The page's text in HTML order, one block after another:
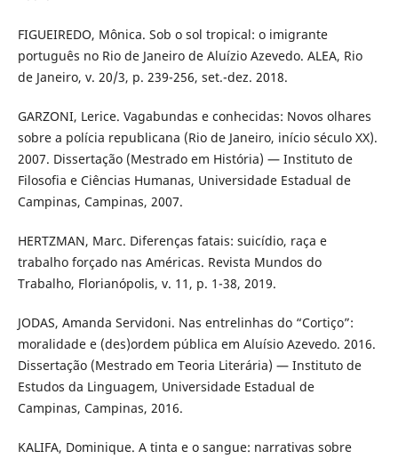
FIGUEIREDO, Mônica. Sob o sol tropical: o imigrante
português no Rio de Janeiro de Aluízio Azevedo. ALEA, Rio
de Janeiro, v. 20/3, p. 239-256, set.-dez. 2018.
GARZONI, Lerice. Vagabundas e conhecidas: Novos olhares
sobre a polícia republicana (Rio de Janeiro, início século XX).
2007. Dissertação (Mestrado em História) — Instituto de
Filosofia e Ciências Humanas, Universidade Estadual de
Campinas, Campinas, 2007.
HERTZMAN, Marc. Diferenças fatais: suicídio, raça e
trabalho forçado nas Américas. Revista Mundos do
Trabalho, Florianópolis, v. 11, p. 1-38, 2019.
JODAS, Amanda Servidoni. Nas entrelinhas do “Cortiço”:
moralidade e (des)ordem pública em Aluísio Azevedo. 2016.
Dissertação (Mestrado em Teoria Literária) — Instituto de
Estudos da Linguagem, Universidade Estadual de
Campinas, Campinas, 2016.
KALIFA, Dominique. A tinta e o sangue: narrativas sobre